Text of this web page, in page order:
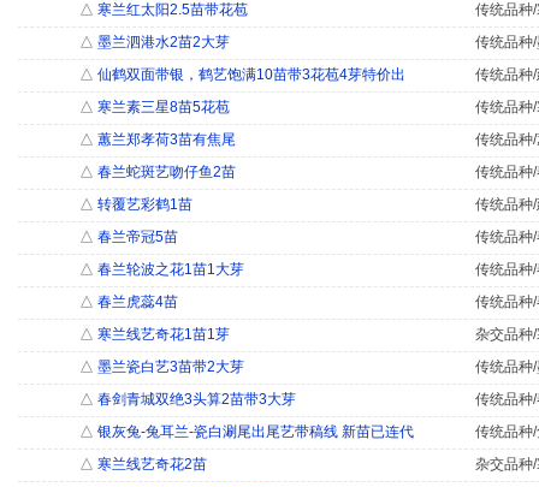
△ 寒兰红太阳2.5苗带花苞
传统品种
△ 墨兰泗港水2苗2大芽
传统品种
△ 仙鹤双面带银，鹤艺饱满10苗带3花苞4芽特价出
传统品种
△ 寒兰素三星8苗5花苞
传统品种
△ 蕙兰郑孝荷3苗有焦尾
传统品种
△ 春兰蛇斑艺吻仔鱼2苗
传统品种
△ 转覆艺彩鹤1苗
传统品种
△ 春兰帝冠5苗
传统品种
△ 春兰轮波之花1苗1大芽
传统品种
△ 春兰虎蕊4苗
传统品种
△ 寒兰线艺奇花1苗1芽
杂交品种
△ 墨兰瓷白艺3苗带2大芽
传统品种
△ 春剑青城双绝3头算2苗带3大芽
传统品种
△ 银灰兔-兔耳兰-瓷白涮尾出尾艺带稿线 新苗已连代
传统品种
△ 寒兰线艺奇花2苗
杂交品种